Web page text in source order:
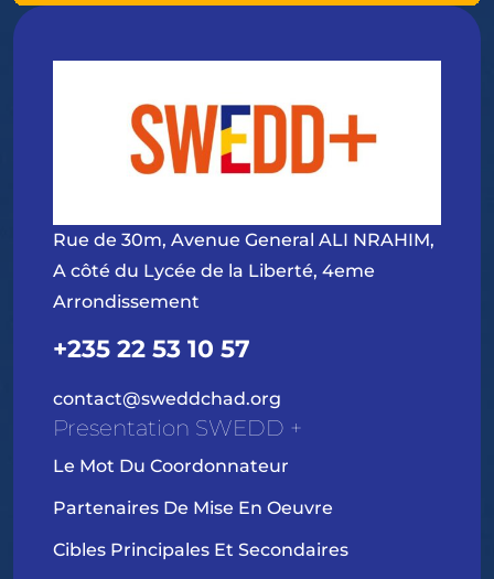
Rue de 30m, Avenue General ALI NRAHIM,
A côté du Lycée de la Liberté, 4eme
Arrondissement
+235 22 53 10 57
contact@sweddchad.org
Presentation SWEDD +
Le Mot Du Coordonnateur
Partenaires De Mise En Oeuvre
Cibles Principales Et Secondaires